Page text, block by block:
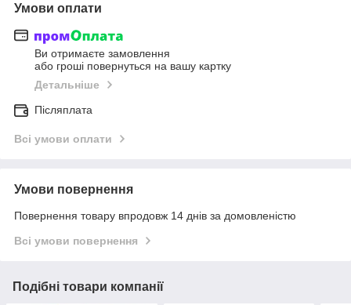
Умови оплати
Ви отримаєте замовлення
або гроші повернуться на вашу картку
Детальніше
Післяплата
Всі умови оплати
Умови повернення
Повернення товару впродовж 14 днів за домовленістю
Всі умови повернення
Подібні товари компанії